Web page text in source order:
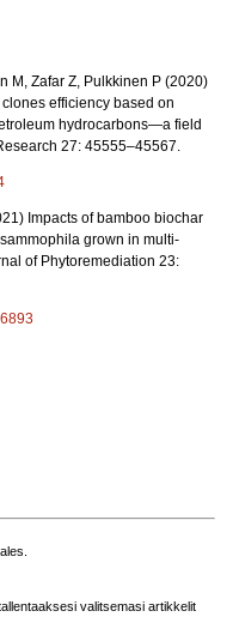
M, Zafar Z, Pulkkinen P (2020)
efficiency based on
hydrocarbons—a field
27: 45555–45567.
Impacts of bamboo biochar
grown in multi-
of Phytoremediation 23:
valitsemasi artikkelit